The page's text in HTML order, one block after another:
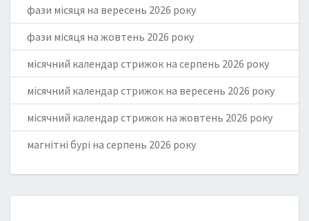
фази місяця на вересень 2026 року
фази місяця на жовтень 2026 року
місячний календар стрижок на серпень 2026 року
місячний календар стрижок на вересень 2026 року
місячний календар стрижок на жовтень 2026 року
магнітні бурі на серпень 2026 року